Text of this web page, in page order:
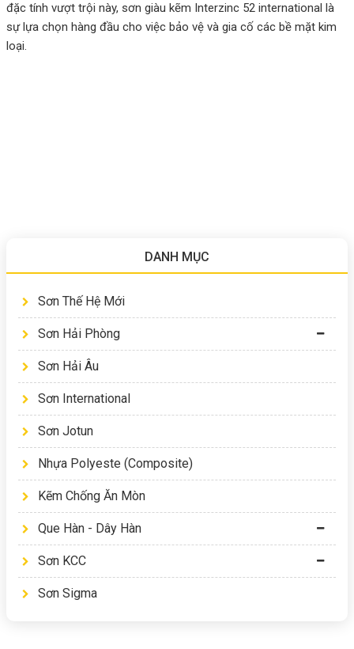
đặc tính vượt trội này, sơn giàu kẽm Interzinc 52 international là
sự lựa chọn hàng đầu cho việc bảo vệ và gia cố các bề mặt kim
loại.
DANH MỤC
Sơn Thế Hệ Mới
Sơn Hải Phòng
Sơn Hải Âu
Sơn International
Sơn Jotun
Nhựa Polyeste (Composite)
Kẽm Chống Ăn Mòn
Que Hàn - Dây Hàn
Sơn KCC
Sơn Sigma